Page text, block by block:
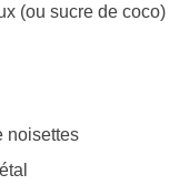
(ou sucre de coco)
noisettes